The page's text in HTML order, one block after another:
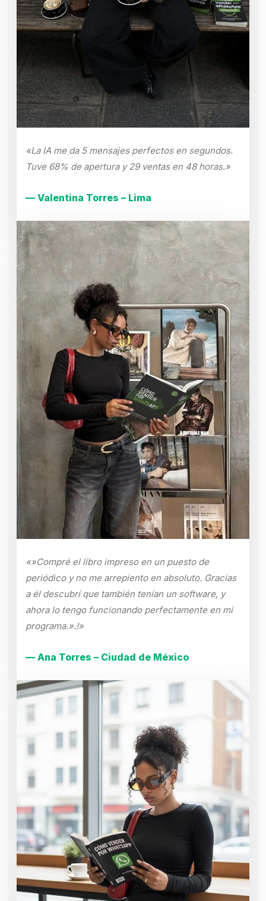
«La IA me da 5 mensajes perfectos en segundos.
Tuve 68% de apertura y 29 ventas en 48 horas.»
— Valentina Torres – Lima
«»Compré el libro impreso en un puesto de
periódico y no me arrepiento en absoluto. Gracias
a él descubrí que también tenían un software, y
ahora lo tengo funcionando perfectamente en mi
programa.».!»
— Ana Torres – Ciudad de México